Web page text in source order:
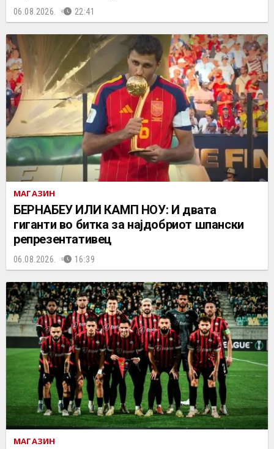
06.08.2026. 22:41
МАГАЗИН
БЕРНАБЕУ ИЛИ КАМП НОУ: И двата
гиганти во битка за најдобриот шпански
репрезентативец
06.08.2026. 16:39
МАГАЗИН